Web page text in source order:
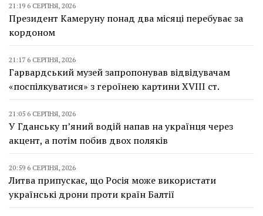
21:19 6 СЕРПНЯ, 2026
Президент Камеруну понад два місяці перебуває за
кордоном
21:17 6 СЕРПНЯ, 2026
Гарвардський музей запропонував відвідувачам
«поспілкуватися» з героїнею картини XVIII ст.
21:05 6 СЕРПНЯ, 2026
У Гданську п’яний водій напав на українця через
акцент, а потім побив двох поляків
20:59 6 СЕРПНЯ, 2026
Литва припускає, що Росія може використати
українські дрони проти країн Балтії